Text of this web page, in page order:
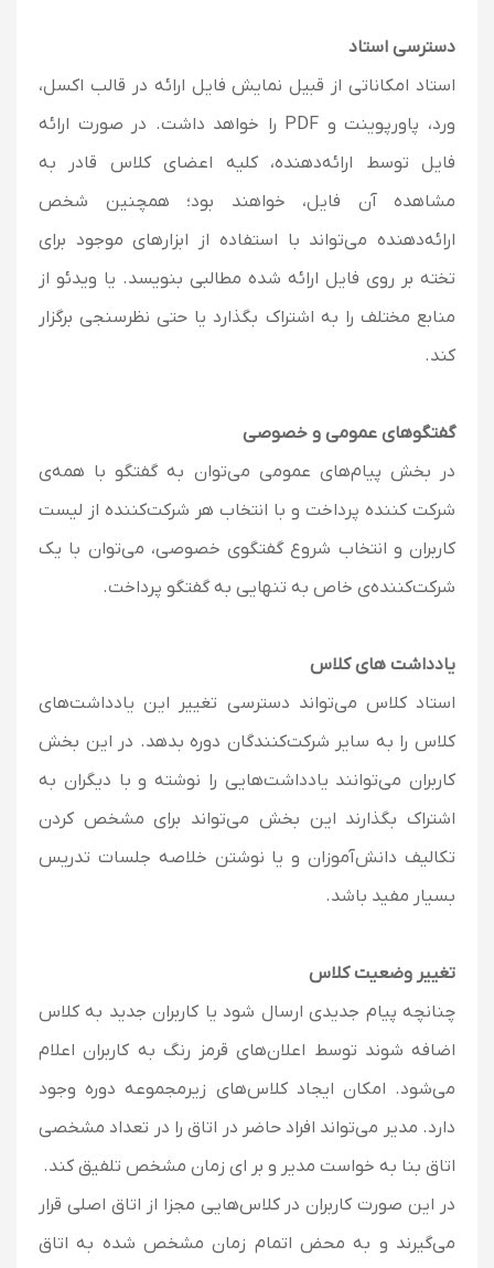
دسترسی استاد
استاد امکاناتی از قبیل نمایش فایل ارائه در قالب اکسل،
ورد، پاورپوینت و PDF را خواهد داشت. در صورت ارائه
فایل توسط ارائه‌دهنده، کلیه اعضای کلاس قادر به
مشاهده آن فایل، خواهند بود؛ همچنین شخص
ارائه‌دهنده می‌تواند با استفاده از ابزارهای موجود برای
تخته بر روی فایل ارائه شده مطالبی بنویسد. یا ویدئو از
منابع مختلف را به اشتراک بگذارد یا حتی نظرسنجی برگزار
کند.
گفتگوهای عمومی و خصوصی
در بخش پیام‌های عمومی می‌توان به گفتگو با همه‌ی
شرکت کننده پرداخت و با انتخاب هر شرکت‌کننده از لیست
کاربران و انتخاب شروع گفتگوی خصوصی، می‌توان با یک
شرکت‌کننده‌ی خاص به تنهایی به گفتگو پرداخت.
یادداشت های کلاس
استاد کلاس می‌تواند دسترسی تغییر این یادداشت‌های
کلاس را به سایر شرکت‌کنندگان دوره بدهد. در این بخش
کاربران می‌توانند یادداشت‌هایی را نوشته و با دیگران به
اشتراک بگذارند این بخش می‌تواند برای مشخص کردن
تکالیف دانش‌آموزان و یا نوشتن خلاصه جلسات تدریس
بسیار مفید باشد.
تغییر وضعیت کلاس
چنانچه پیام جدیدی ارسال شود یا کاربران جدید به کلاس
اضافه شوند توسط اعلان‌های قرمز رنگ به کاربران اعلام
می‌شود. امکان ایجاد کلاس‌های زیرمجموعه دوره وجود
دارد. مدیر می‌تواند افراد حاضر در اتاق را در تعداد مشخصی
اتاق بنا به خواست مدیر و بر ای زمان مشخص تلفیق کند.
در این صورت کاربران در کلاس‌هایی مجزا از اتاق اصلی قرار
می‌گیرند و به محض اتمام زمان مشخص شده به اتاق